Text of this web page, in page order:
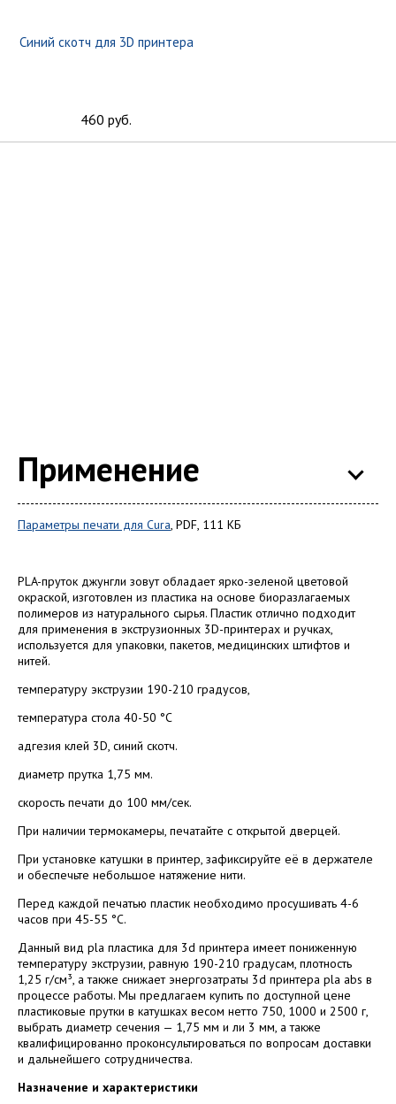
Синий скотч для 3D принтера
460 руб.
Применение
Параметры печати для Сura, PDF, 111 КБ
PLA-пруток джунгли зовут обладает ярко-зеленой цветовой
окраской, изготовлен из пластика на основе биоразлагаемых
полимеров из натурального сырья. Пластик отлично подходит
для применения в экструзионных 3D-принтерах и ручках,
используется для упаковки, пакетов, медицинских штифтов и
нитей.
температуру экструзии 190-210 градусов,
температура стола 40-50 ­°С
адгезия клей 3D, синий скотч.
диаметр прутка 1,75 мм.
скорость печати до 100 мм/сек.
При наличии термокамеры, печатайте с открытой дверцей.
При установке катушки в принтер, зафиксируйте её в держателе
и обеспечьте небольшое натяжение нити.
Перед каждой печатью пластик необходимо просушивать 4-6
часов при 45-55­ °С.
Данный вид pla пластика для 3d принтера имеет пониженную
температуру экструзии, равную 190-210 градусам, плотность
1,25 г/см³, а также снижает энергозатраты 3d принтера pla abs в
процессе работы. Мы предлагаем купить по доступной цене
пластиковые прутки в катушках весом нетто 750, 1000 и 2500 г,
выбрать диаметр сечения — 1,75 мм и ли 3 мм, а также
квалифицированно проконсультироваться по вопросам доставки
и дальнейшего сотрудничества.
Назначение и характеристики